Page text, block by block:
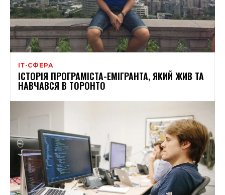
ІТ-СФЕРА
ІСТОРІЯ ПРОГРАМІСТА-ЕМІГРАНТА, ЯКИЙ ЖИВ ТА
НАВЧАВСЯ В ТОРОНТО